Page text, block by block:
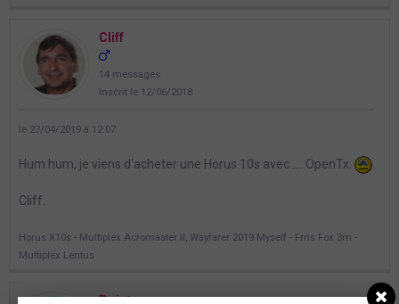
Cliff
14 messages
Inscrit le 12/06/2018
le 27/04/2019 à 12:07
Hum hum, je viens d'acheter une Horus 10s avec .... OpenTx.
Cliff.
Horus X10s - Multiplex Acromaster II, Wayfarer 2019 Myself - Fms Fox 3m -
Multiplex Lentus
Pointu